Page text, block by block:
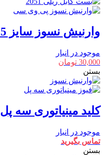
وارنیش نسوز سایز 3.5 میلیمتر
موجود در انبار
30,000 تومان
بستن
کلید مینیاتوری سه پل 16 آمپر دنا الکتریک
موجود در انبار
تماس بگیرید
بستن